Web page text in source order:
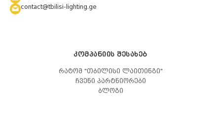
contact@tbilisi-lighting.ge
ᲙᲝᲛᲞᲐᲜᲘᲘᲡ ᲨᲔᲡᲐᲮᲔᲑ
რატომ "თბილისი ლაითინგი"
ჩვენი პარტნიორები
ბლოგი